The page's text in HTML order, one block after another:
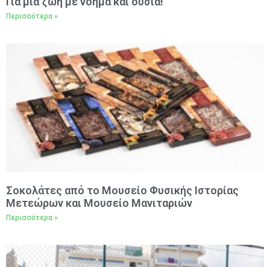
Περισσότερα »
Σοκολάτες από το Μουσείο Φυσικής Ιστορίας
Μετεώρων και Μουσείο Μανιταριών
Περισσότερα »